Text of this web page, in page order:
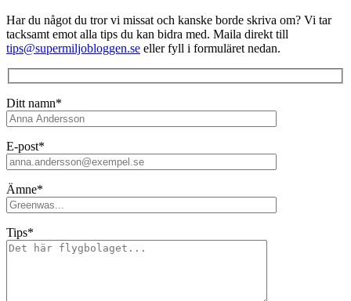
Har du något du tror vi missat och kanske borde skriva om? Vi tar
tacksamt emot alla tips du kan bidra med. Maila direkt till
tips@supermiljobloggen.se eller fyll i formuläret nedan.
Ditt namn*
E-post*
Ämne*
Tips*